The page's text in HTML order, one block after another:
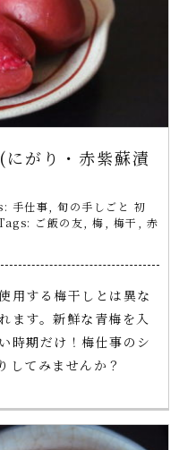
がり・赤紫蘇漬
手仕事
旬の手しごと 初
ご飯の友 梅 梅干
赤
用する梅干しとは異な
ます。新鮮な青梅を入
時期だけ！梅仕事のシ
してみませんか？